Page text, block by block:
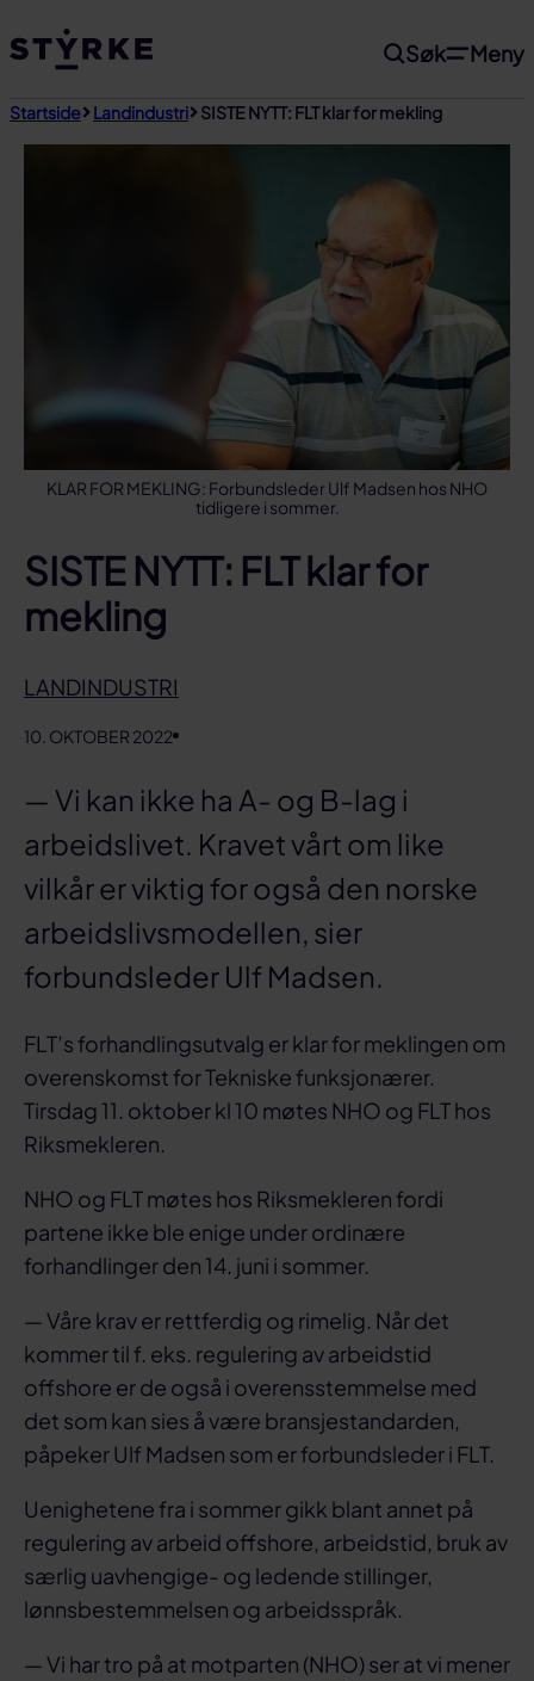
til
Søk Meny
Startside Landindustri SISTE NYTT: FLT klar for mekling
KLAR FOR MEKLING: Forbundsleder Ulf Madsen hos NHO
tidligere i sommer.
SISTE NYTT: FLT klar for
mekling
LANDINDUSTRI
10. OKTOBER 2022
— Vi kan ikke ha A- og B-lag i
arbeidslivet. Kravet vårt om like
vilkår er viktig for også den norske
arbeidslivsmodellen, sier
forbundsleder Ulf Madsen.
FLT’s forhandlingsutvalg er klar for meklingen om
overenskomst for Tekniske funksjonærer.
Tirsdag 11. oktober kl 10 møtes NHO og FLT hos
Riksmekleren.
NHO og FLT møtes hos Riksmekleren fordi
partene ikke ble enige under ordinære
forhandlinger den 14. juni i sommer.
— Våre krav er rettferdig og rimelig. Når det
kommer til f. eks. regulering av arbeidstid
offshore er de også i overensstemmelse med
det som kan sies å være bransjestandarden,
påpeker Ulf Madsen som er forbundsleder i FLT.
Uenighetene fra i sommer gikk blant annet på
regulering av arbeid offshore, arbeidstid, bruk av
særlig uavhengige- og ledende stillinger,
lønnsbestemmelsen og arbeidsspråk.
— Vi har tro på at motparten (NHO) ser at vi mener